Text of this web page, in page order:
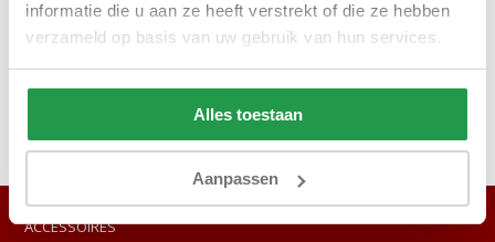
informatie die u aan ze heeft verstrekt of die ze hebben
verzameld op basis van uw gebruik van hun services.
Alles toestaan
Aanpassen
Delen
ACCESSOIRES